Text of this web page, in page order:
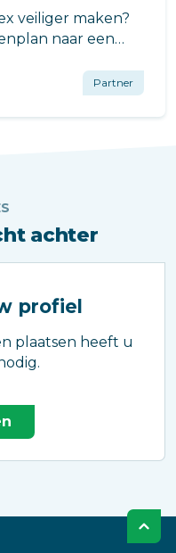
veiliger maken?
naar een
Partner
achter
profiel
plaatsen heeft u